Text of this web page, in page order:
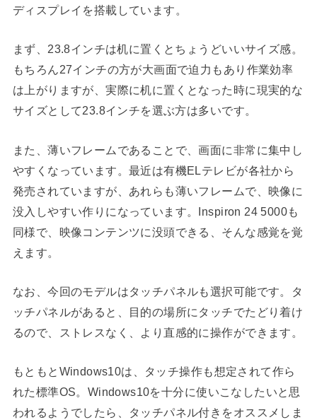
ディスプレイを搭載しています。
まず、23.8インチは机に置くとちょうどいいサイズ感。
もちろん27インチの方が大画面で迫力もあり作業効率
は上がりますが、実際に机に置くとなった時に現実的な
サイズとして23.8インチを選ぶ方は多いです。
また、薄いフレームであることで、画面に非常に集中し
やすくなっています。最近は有機ELテレビが各社から
発売されていますが、あれらも薄いフレームで、映像に
没入しやすい作りになっています。Inspiron 24 5000も
同様で、映像コンテンツに没頭できる、そんな感覚を覚
えます。
なお、今回のモデルはタッチパネルも選択可能です。タ
ッチパネルがあると、目的の場所にタッチでたどり着け
るので、ストレスなく、より直感的に操作ができます。
もともとWindows10は、タッチ操作も想定されて作ら
れた標準OS。Windows10を十分に使いこなしたいと思
われるようでしたら、タッチパネル付きをオススメしま